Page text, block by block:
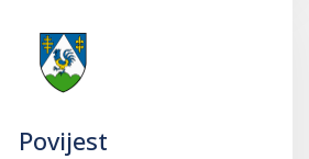
Povijest